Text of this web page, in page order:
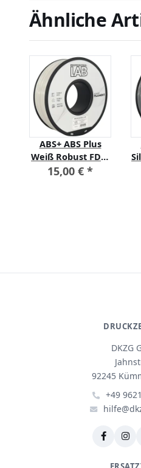
Ähnliche
ABS+ ABS Plus
Weiß Robust FDM
3D Drucker
15,00 € *
DKZG
92245
+49